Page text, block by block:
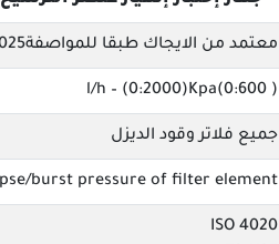
معتمد من الايجاك طبقا للمواصفةISO17025
l/h – (0:2000)Kpa(0:600 )
جميع فلاتر وقود الديزل
burst pressure of filter element
ISO 4020